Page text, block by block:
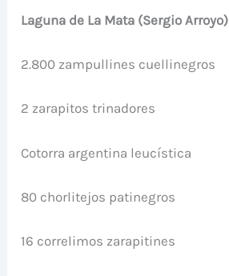
Laguna de La Mata (Sergio Arroyo)
2.800 zampullines cuellinegros
2 zarapitos trinadores
Cotorra argentina leucística
80 chorlitejos patinegros
16 correlimos zarapitines